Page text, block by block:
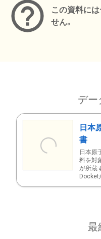
この資料に
せん。
デー
日本
書
日本原
料を対
が所蔵
Docket
最